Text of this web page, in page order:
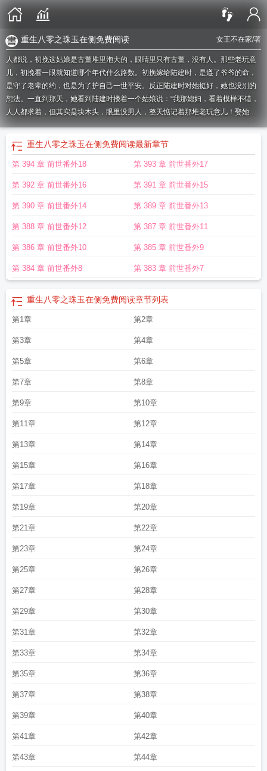
女王不在家/著
重生八零之珠玉在侧免费阅读
人都说，初挽这姑娘是古董堆里泡大的，眼睛里只有古董，没有人。那些老玩意
儿，初挽看一眼就知道哪个年代什么路数。初挽嫁给陆建时，是遵了爷爷的命，
是守了老辈的约，也是为了护自己一世平安。反正陆建时对她挺好，她也没别的
想法。一直到那天，她看到陆建时搂着一个姑娘说：“我那媳妇，看着模样不错，
人人都求着，但其实是块木头，眼里没男人，整天惦记着那堆老玩意儿！娶她，
我这日子过得也闷，还不是得忍着！”初挽有些惊讶，做人怎么可以这样？怎么不
早说？睡了一觉，她重生了，重生到了十八岁。这一次，当着陆家老爷子的面，
初挽拿起那泛黄的婚约，研读了三遍，最后指了指站在陆老太爷身后的人：“非要
嫁，那我选他吧。”她指着的男人，身姿笔挺，淡漠冷肃，不苟言笑，那是陆家这
怔地看着初挽，酸涩难当：“挽挽——”陆守俨疏淡的目光扫过侄子：“挽挽这个名
字，是你叫的吗？”1）大叔宠，男大八岁，上辈子男c女非，这辈子双c2）前期感
宝回流和中国瓷器崛起等4）原名《八零之改嫁前夫**》，因和谐原因改了……内
容标签：情有独钟甜文爽文年代文主角：初挽，陆守俨┃配角：文《七零之改嫁
捡漏，考古一句话简介：大叔宠，捡漏古董，国宝回流立意：爱护文物，国宝回
流作品简评：初挽是琉璃厂大古董商初家唯一的后代，被寄予厚望，她要追查解
放前北平盗宝案中失踪亲人的下落，要寻找流失海外的国宝九龙杯，重生于八十
年代的初挽，从潘家园捡漏开始，厚积薄发，趁着改革开放的东风，积极参与考
古挖掘，保护珍稀文物，以一己之力促进流失海外珍稀文物的回流，获得了事业
爱情的双丰收。本文八十年代古董行业发展，以女主角初挽为线索，围绕着几大
业发展，展现了女主人公保护国家珍惜文物的高尚情操。
侧好看吗
八零之珠玉在侧笔初挽
局八零之珠玉在侧txt 八零之珠玉在侧全文免费阅读笔趣阁
男主是重生的吗
重生八零之珠玉在侧免费阅读八零之珠玉在侧txt云
在侧讲了什么
八零之珠玉在侧笔好看吗
在侧书评
八零之珠玉在侧讲的啥
阁无广告
八零之珠玉在侧免费阅读笔趣阁 八零之珠玉在侧女王不在家百度
八零之珠玉在侧
八零之珠玉在侧女王不在家大结局
在侧血拼迪拉姆
八零之珠玉在侧讲的什么故事
在侧女王不在家格格党
八零之珠玉在侧初挽笔趣阁
玉在侧 笔趣阁
八零之珠玉在侧 女王不在家八零之珠玉在侧晋江文学城
刀鹤兮是谁
八零之珠玉在侧百度
不在家全文免费阅读
八零之珠玉在侧改嫁前夫小叔
重生八零之珠玉在侧免费阅读最新章节
第 394 章 前世番外18 第 393 章 前世番外17
第 392 章 前世番外16 第 391 章 前世番外15
第 390 章 前世番外14 第 389 章 前世番外13
第 388 章 前世番外12 第 387 章 前世番外11
第 386 章 前世番外10 第 385 章 前世番外9
第 384 章 前世番外8 第 383 章 前世番外7
重生八零之珠玉在侧免费阅读章节列表
第1章 第2章
第3章 第4章
第5章 第6章
第7章 第8章
第9章 第10章
第11章 第12章
第13章 第14章
第15章 第16章
第17章 第18章
第19章 第20章
第21章 第22章
第23章 第24章
第25章 第26章
第27章 第28章
第29章 第30章
第31章 第32章
第33章 第34章
第35章 第36章
第37章 第38章
第39章 第40章
第41章 第42章
第43章 第44章